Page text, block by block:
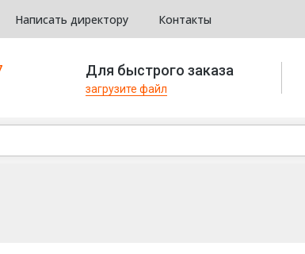
Написать директору Контакты
Для быстрого заказа
загрузите файл